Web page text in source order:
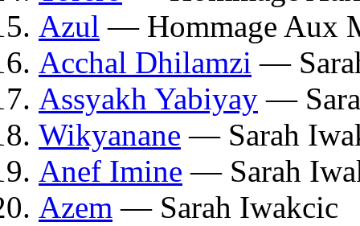
Azul — Hommage Aux
Acchal Dhilamzi —
Assyakh Yabiyay —
Wikyanane — Sarah
Anef Imine — Sarah
Azem — Sarah Iwakcic